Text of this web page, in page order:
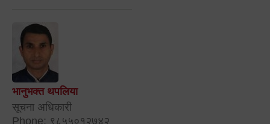
भानुभक्त थपलिया
सूचना अधिकारी
Phone: ९८५५०१२७४२